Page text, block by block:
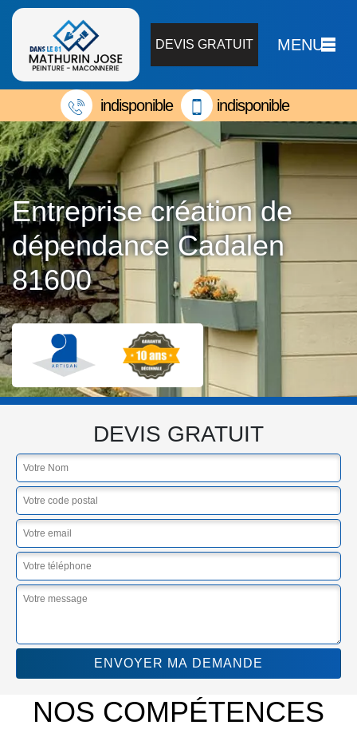
DEVIS GRATUIT MENU
indisponible indisponible
Entreprise création de
dépendance Cadalen
81600
DEVIS GRATUIT
NOS COMPÉTENCES